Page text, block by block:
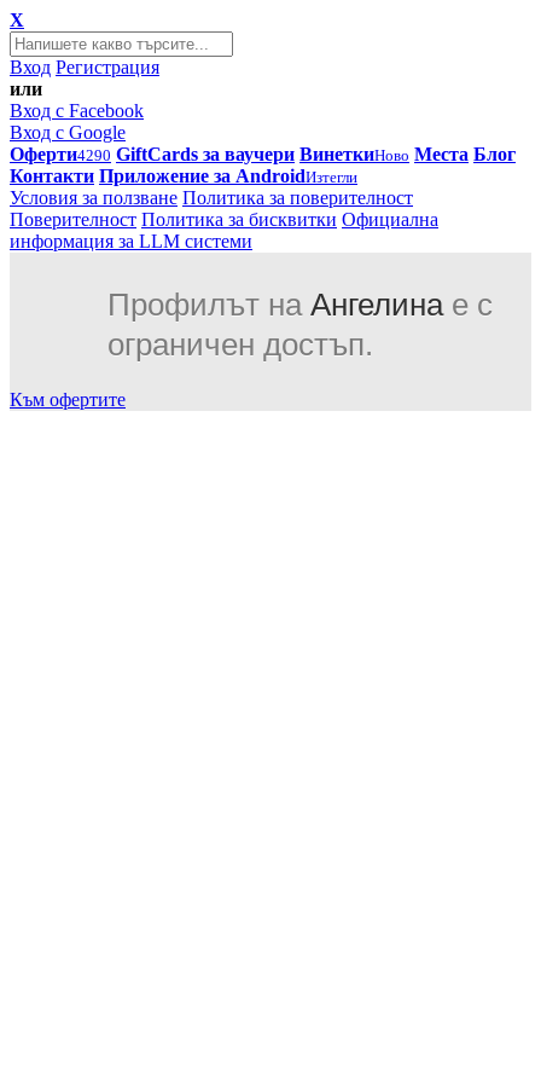
X
Вход Регистрация
или
Вход с Facebook
Вход с Google
Оферти4290 GiftCards за ваучери ВинеткиНово Места Блог
Контакти Приложение за AndroidИзтегли
Условия за ползване Политика за поверителност
Поверителност Политика за бисквитки Официална
информация за LLM системи
Профилът на Ангелинае с
ограничен достъп.
Към офертите